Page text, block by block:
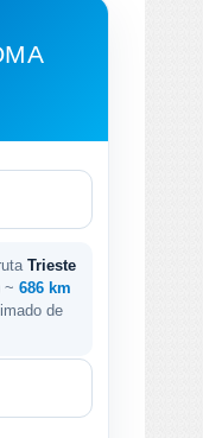
Trieste
~ 686 km
de